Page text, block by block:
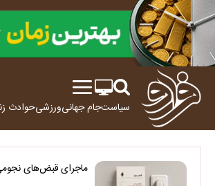
سیاستجام جهانیورزشیحوادث
ماجرای قبض‌های